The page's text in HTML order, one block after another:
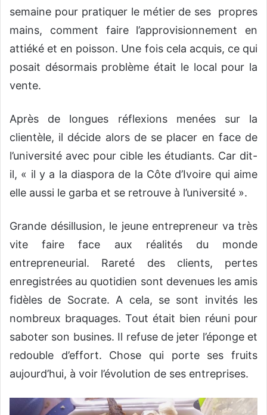
semaine pour pratiquer le métier de ses propres
mains, comment faire l’approvisionnement en
attiéké et en poisson. Une fois cela acquis, ce qui
posait désormais problème était le local pour la
vente.
Après de longues réflexions menées sur la
clientèle, il décide alors de se placer en face de
l’université avec pour cible les étudiants. Car dit-
il, « il y a la diaspora de la Côte d’Ivoire qui aime
elle aussi le garba et se retrouve à l’université ».
Grande désillusion, le jeune entrepreneur va très
vite faire face aux réalités du monde
entrepreneurial. Rareté des clients, pertes
enregistrées au quotidien sont devenues les amis
fidèles de Socrate. A cela, se sont invités les
nombreux braquages. Tout était bien réuni pour
saboter son busines. Il refuse de jeter l’éponge et
redouble d’effort. Chose qui porte ses fruits
aujourd’hui, à voir l’évolution de ses entreprises.